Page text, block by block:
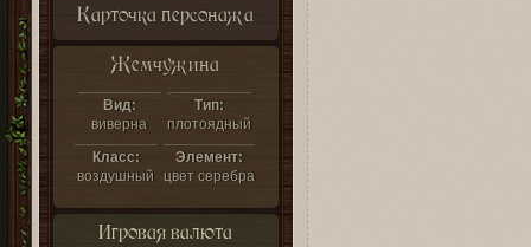
Карточка персонажа
Жемчужина
Вид:
виверна
Тип:
плотоядный
Класс:
воздушный
Элемент:
цвет серебра
Игровая валюта